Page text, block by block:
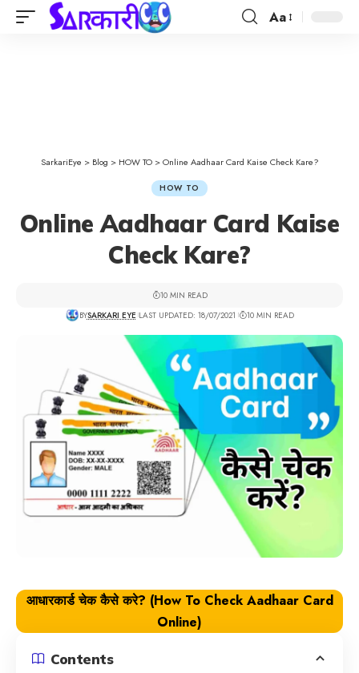
Aa
SarkariEye > Blog > HOW TO>Online Aadhaar Card Kaise Check Kare?
HOW TO
Online Aadhaar Card Kaise
Check Kare?
BYSARKARI EYE LAST UPDATED: 18/07/2021 10 MIN READ
10 MIN READ
आधारकार्ड चेक कैसे करे? (How To Check Aadhaar Card
Online)
Contents